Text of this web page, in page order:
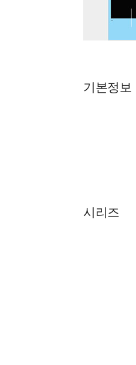
기본정보
시리즈